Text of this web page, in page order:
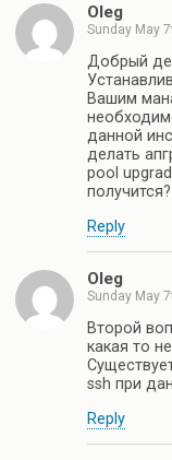
Oleg
Sunday May
Добрый
Вашим
данной
делать
pool
получится?
Reply
Oleg
Sunday May
Второй
какая то
ssh при
Reply